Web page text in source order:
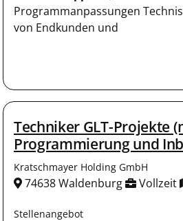
Programmanpassungen
von Endkunden und
Techniker GLT-Projekte
Programmierung und
Kratschmayer Holding GmbH
74638 Waldenburg Vollzeit
Stellenangebot